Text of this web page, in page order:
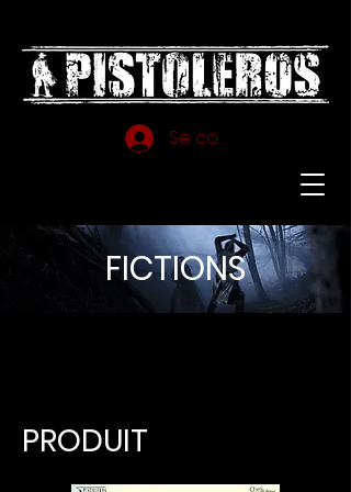
Se connecter
FICTIONS
PRODUIT